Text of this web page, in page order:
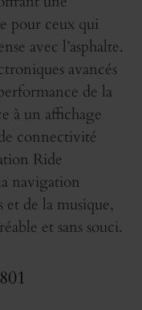
pour ceux qui
avec l’asphalte.
avancés
de la
à un affichage
connectivité
Ride
navigation
et de la musique,
et sans souci.